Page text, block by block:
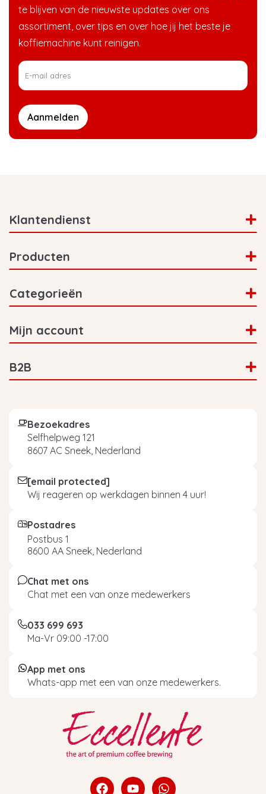
te blijven van de nieuwste updates over ons
assortiment, over tips en over hoe jij het beste je
koffiemachine kunt reinigen.
Aanmelden
Klantendienst
Producten
Categorieën
Mijn account
B2B
Bezoekadres
Selfhelpweg 121
8607 AC Sneek, Nederland
[email protected]
Wij reageren op werkdagen binnen 4 uur!
Postadres
Postbus 1
8600 AA Sneek, Nederland
Chat met ons
Chat met een van onze medewerkers
033 699 693
Ma-Vr 09:00 -17:00
App met ons
Whats-app met een van onze medewerkers.